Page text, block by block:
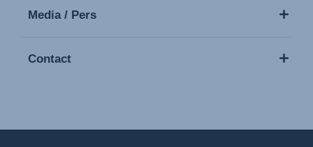
Media / Pers
Contact